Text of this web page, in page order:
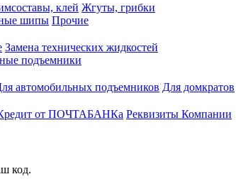
клей Жгуты, грибки
шипы Прочие
Замена технических жидкостей
подъемники
автомобильных подъемников Для домкратов
от ПОЧТАБАНКа Реквизиты Компании
код.